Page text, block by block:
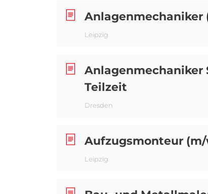
Anlagenmechaniker
Leipzig
Anlagenmechaniker
Teilzeit
Dresden
Aufzugsmonteur
Leipzig